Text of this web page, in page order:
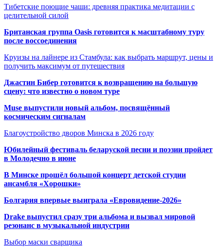
Тибетские поющие чаши: древняя практика медитации с
целительной силой
Британская группа Oasis готовится к масштабному туру
после воссоединения
Круизы на лайнере из Стамбула: как выбрать маршрут, цены и
получить максимум от путешествия
Джастин Бибер готовится к возвращению на большую
сцену: что известно о новом туре
Muse выпустили новый альбом, посвящённый
космическим сигналам
Благоустройство дворов Минска в 2026 году
Юбилейный фестиваль беларуской песни и поэзии пройдет
в Молодечно в июне
В Минске прошёл большой концерт детской студии
ансамбля «Хорошки»
Болгария впервые выиграла «Евровидение-2026»
Drake выпустил сразу три альбома и вызвал мировой
резонанс в музыкальной индустрии
Выбор маски сварщика